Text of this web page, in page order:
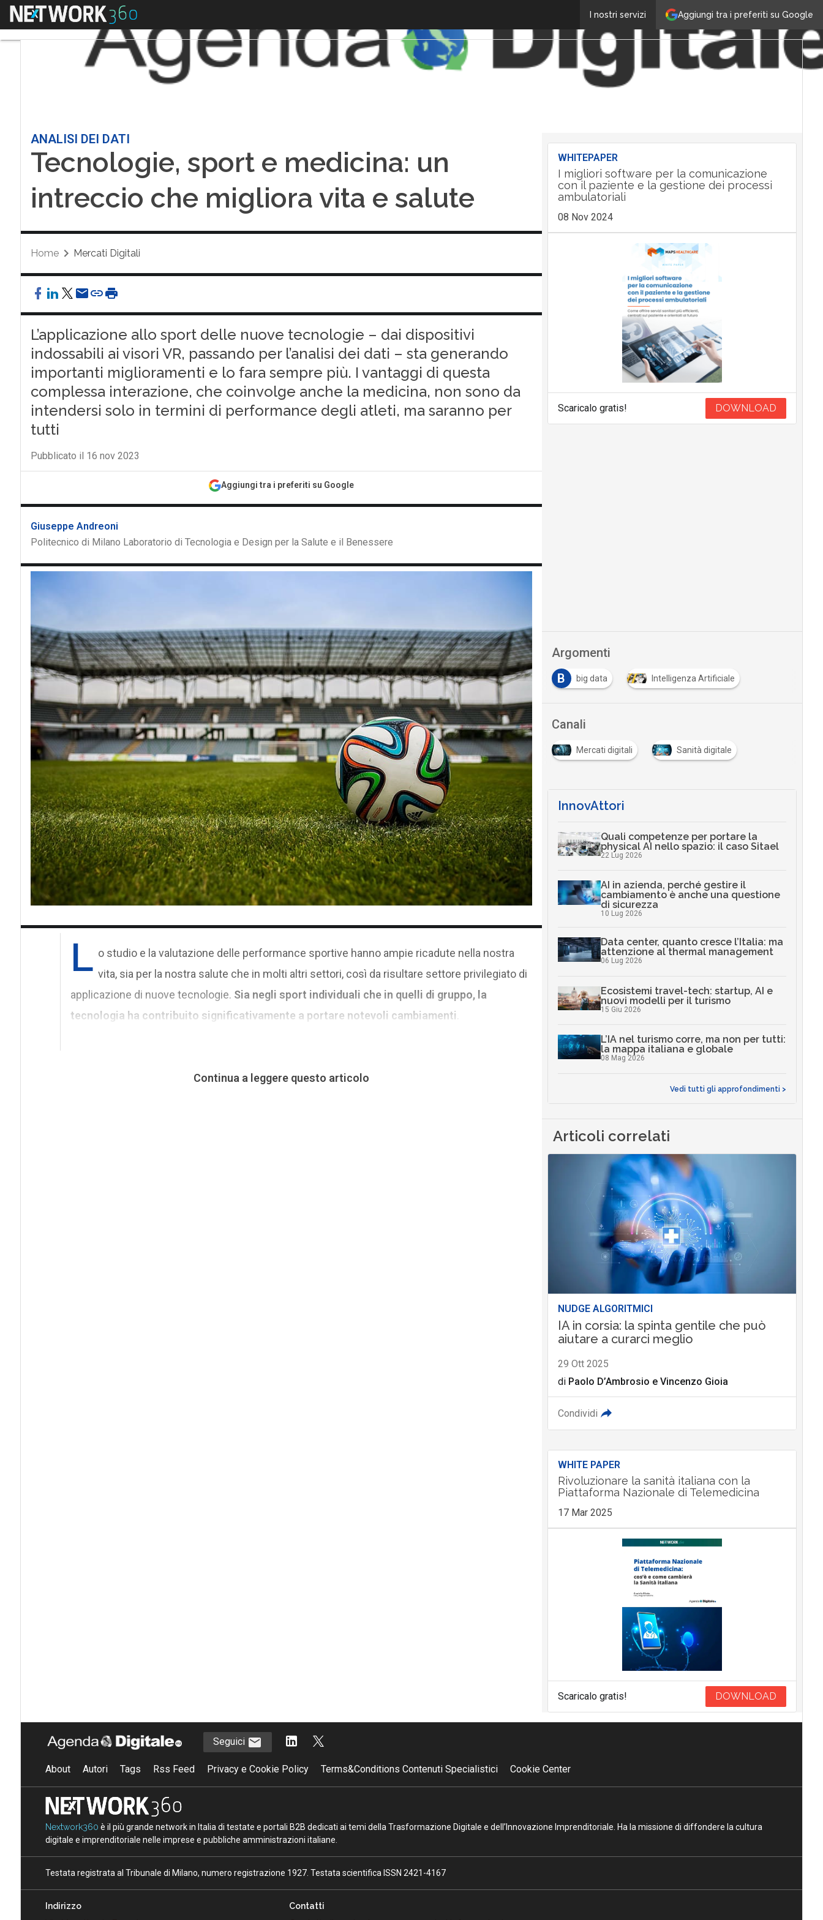
Aggiungi tra i preferiti su Google
I nostri servizi
Menu
ANALISI DEI DATI
Tecnologie, sport e medicina: un
intreccio che migliora vita e salute
Home Mercati Digitali
L’applicazione allo sport delle nuove tecnologie – dai dispositivi
indossabili ai visori VR, passando per l’analisi dei dati – sta generando
importanti miglioramenti e lo fara sempre più. I vantaggi di questa
complessa interazione, che coinvolge anche la medicina, non sono da
intendersi solo in termini di performance degli atleti, ma saranno per
tutti
Pubblicato il 16 nov 2023
Aggiungi tra i preferiti su Google
Giuseppe Andreoni
Politecnico di Milano Laboratorio di Tecnologia e Design per la Salute e il Benessere
L o studio e la valutazione delle performance sportive hanno ampie ricadute nella nostra
vita, sia per la nostra salute che in molti altri settori, così da risultare settore privilegiato di
applicazione di nuove tecnologie. Sia negli sport individuali che in quelli di gruppo, la
tecnologia ha contribuito significativamente a portare notevoli cambiamenti.
Continua a leggere questo articolo
WHITEPAPER
I migliori software per la comunicazione
con il paziente e la gestione dei processi
ambulatoriali
08 Nov 2024
Scaricalo gratis! DOWNLOAD
Argomenti
B
big data Intelligenza Artificiale
Canali
Mercati digitali Sanità digitale
InnovAttori
Quali competenze per portare la
physical AI nello spazio: il caso Sitael
22 Lug 2026
AI in azienda, perché gestire il
cambiamento è anche una questione
di sicurezza
10 Lug 2026
Data center, quanto cresce l’Italia: ma
attenzione al thermal management
06 Lug 2026
Ecosistemi travel-tech: startup, AI e
nuovi modelli per il turismo
15 Giu 2026
L’IA nel turismo corre, ma non per tutti:
la mappa italiana e globale
08 Mag 2026
Vedi tutti gli approfondimenti >
Articoli correlati
NUDGE ALGORITMICI
IA in corsia: la spinta gentile che può
aiutare a curarci meglio
29 Ott 2025
di Paolo D’Ambrosio e Vincenzo Gioia
Condividi
WHITE PAPER
Rivoluzionare la sanità italiana con la
Piattaforma Nazionale di Telemedicina
17 Mar 2025
Scaricalo gratis! DOWNLOAD
Seguici
About Autori Tags Rss Feed Privacy e Cookie Policy Terms&Conditions Contenuti Specialistici Cookie Center
Nextwork360 è il più grande network in Italia di testate e portali B2B dedicati ai temi della Trasformazione Digitale e dell’Innovazione Imprenditoriale. Ha la missione di diffondere la cultura
digitale e imprenditoriale nelle imprese e pubbliche amministrazioni italiane.
Testata registrata al Tribunale di Milano, numero registrazione 1927. Testata scientifica ISSN 2421-4167
Indirizzo Contatti